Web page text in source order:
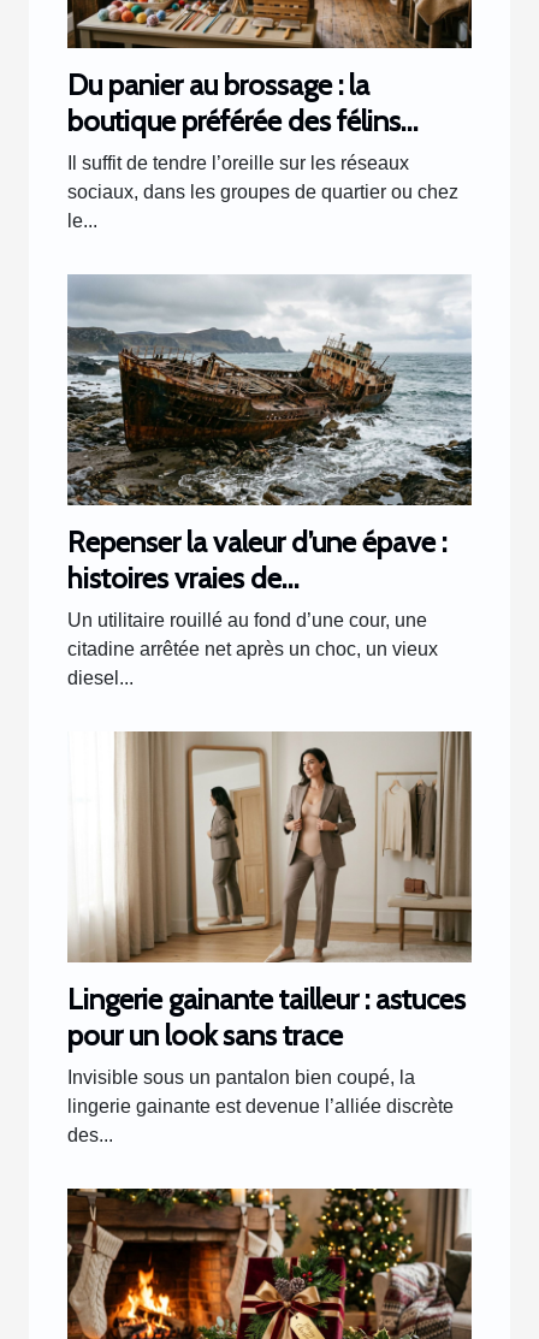
Du panier au brossage : la
boutique préférée des félins
racontée par les clients
Il suffit de tendre l’oreille sur les réseaux
sociaux, dans les groupes de quartier ou chez
le...
Repenser la valeur d’une épave :
histoires vraies de
transformations inattendues
Un utilitaire rouillé au fond d’une cour, une
citadine arrêtée net après un choc, un vieux
diesel...
Lingerie gainante tailleur : astuces
pour un look sans trace
Invisible sous un pantalon bien coupé, la
lingerie gainante est devenue l’alliée discrète
des...